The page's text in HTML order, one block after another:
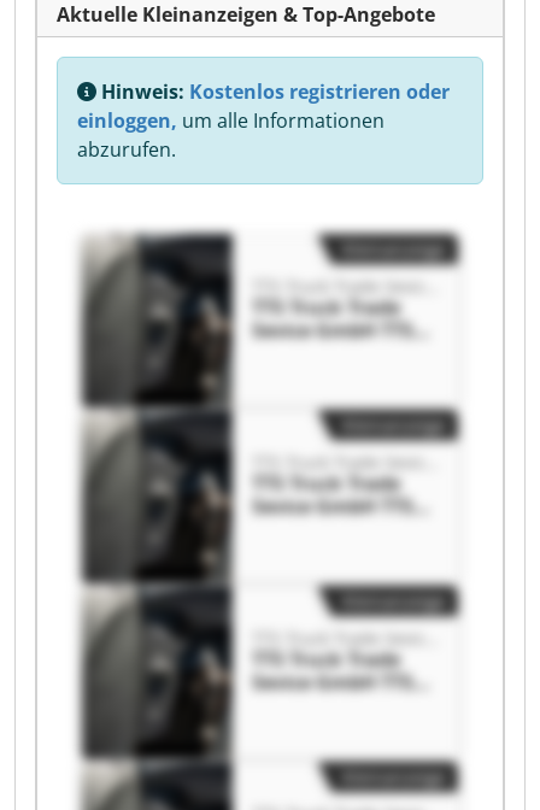
Aktuelle Kleinanzeigen & Top-Angebote
Hinweis: Kostenlos registrieren oder
einloggen, um alle Informationen
abzurufen.
TTS Truck Trade
Sevice GmbH TTS
TTS Truck Trade
Sevice GmbH TTS
Kleinanzeige
TTS Truck Trade
Sevice GmbH TTS
Kleinanzeige
Kleinanzeige